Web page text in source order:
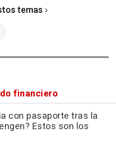
temas
financiero
con pasaporte tras la
Estos son los